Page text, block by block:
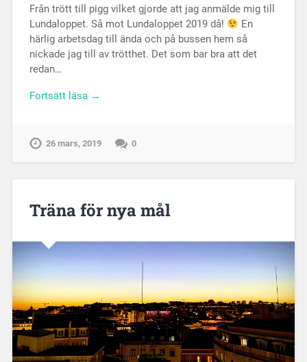
Från trött till pigg vilket gjorde att jag anmälde mig till
Lundaloppet. Så mot Lundaloppet 2019 då!
En
härlig arbetsdag till ända och på bussen hem så
nickade jag till av trötthet. Det som bar bra att det
redan…
Fortsätt läsa →
26 mars, 2019 0
Träna för nya mål